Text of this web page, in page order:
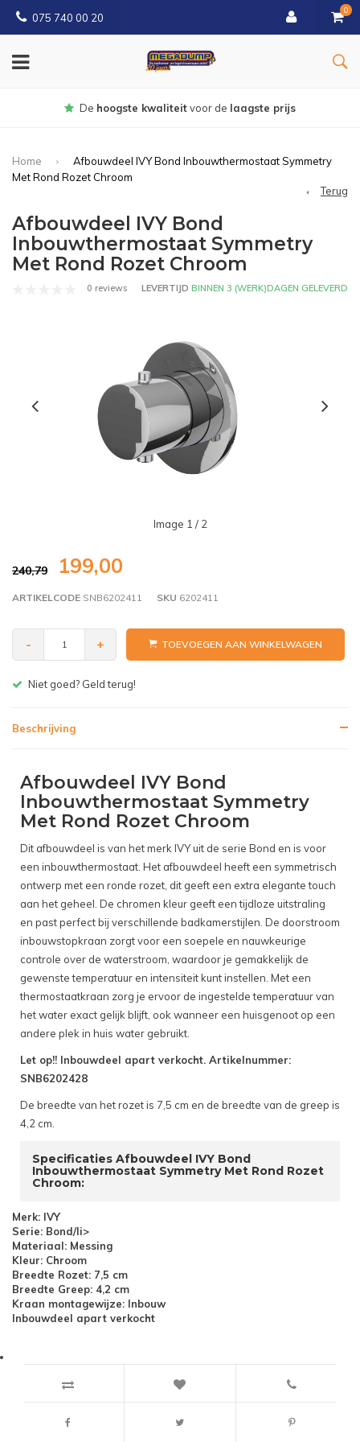
075 740 00 20
0
Gratisbezorgd vanaf € 150
Home
Afbouwdeel IVY Bond Inbouwthermostaat Symmetry
Met Rond Rozet Chroom
Terug
Afbouwdeel IVY Bond
Inbouwthermostaat Symmetry
Met Rond Rozet Chroom
0 reviews LEVERTIJD BINNEN 3 (WERK)DAGEN GELEVERD
Image 1 / 2
240,79 199,00
ARTIKELCODE SNB6202411 SKU 6202411
- + TOEVOEGEN AAN WINKELWAGEN
Gratis bezorgen v.a. € 150,- (NL)
Beschrijving
Afbouwdeel IVY Bond
Inbouwthermostaat Symmetry
Met Rond Rozet Chroom
Dit afbouwdeel is van het merk IVY uit de serie Bond en is voor
een inbouwthermostaat. Het afbouwdeel heeft een symmetrisch
ontwerp met een ronde rozet, dit geeft een extra elegante touch
aan het geheel. De chromen kleur geeft een tijdloze uitstraling
en past perfect bij verschillende badkamerstijlen. De doorstroom
inbouwstopkraan zorgt voor een soepele en nauwkeurige
controle over de waterstroom, waardoor je gemakkelijk de
gewenste temperatuur en intensiteit kunt instellen. Met een
thermostaatkraan zorg je ervoor de ingestelde temperatuur van
het water exact gelijk blijft, ook wanneer een huisgenoot op een
andere plek in huis water gebruikt.
Let op!! Inbouwdeel apart verkocht. Artikelnummer:
SNB6202428
De breedte van het rozet is 7,5 cm en de breedte van de greep is
4,2 cm.
Specificaties Afbouwdeel IVY Bond
Inbouwthermostaat Symmetry Met Rond Rozet
Chroom:
Merk: IVY
Serie: Bond/li>
Materiaal: Messing
Kleur: Chroom
Breedte Rozet: 7,5 cm
Breedte Greep: 4,2 cm
Kraan montagewijze: Inbouw
Inbouwdeel apart verkocht